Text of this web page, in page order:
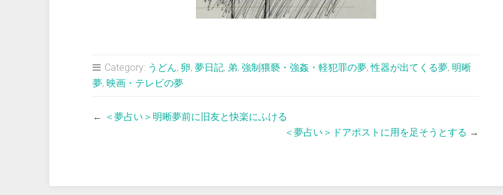
Category: うどん, 卵, 夢日記, 弟, 強制猥褻・強姦・軽犯罪の夢,性器が出てくる夢, 明晰
夢, 映画・テレビの夢
← ＜夢占い＞明晰夢前に旧友と快楽にふける
＜夢占い＞ドアポストに用を足そうとする →